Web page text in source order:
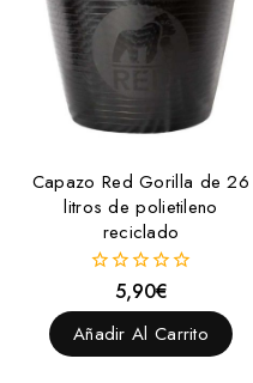
Capazo Red Gorilla de 26
litros de polietileno
reciclado
fuera
de
5,90€
Añadir Al Carrito